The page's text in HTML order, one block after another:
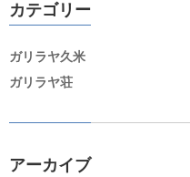
カテゴリー
ガリラヤ久米
ガリラヤ荘
アーカイブ